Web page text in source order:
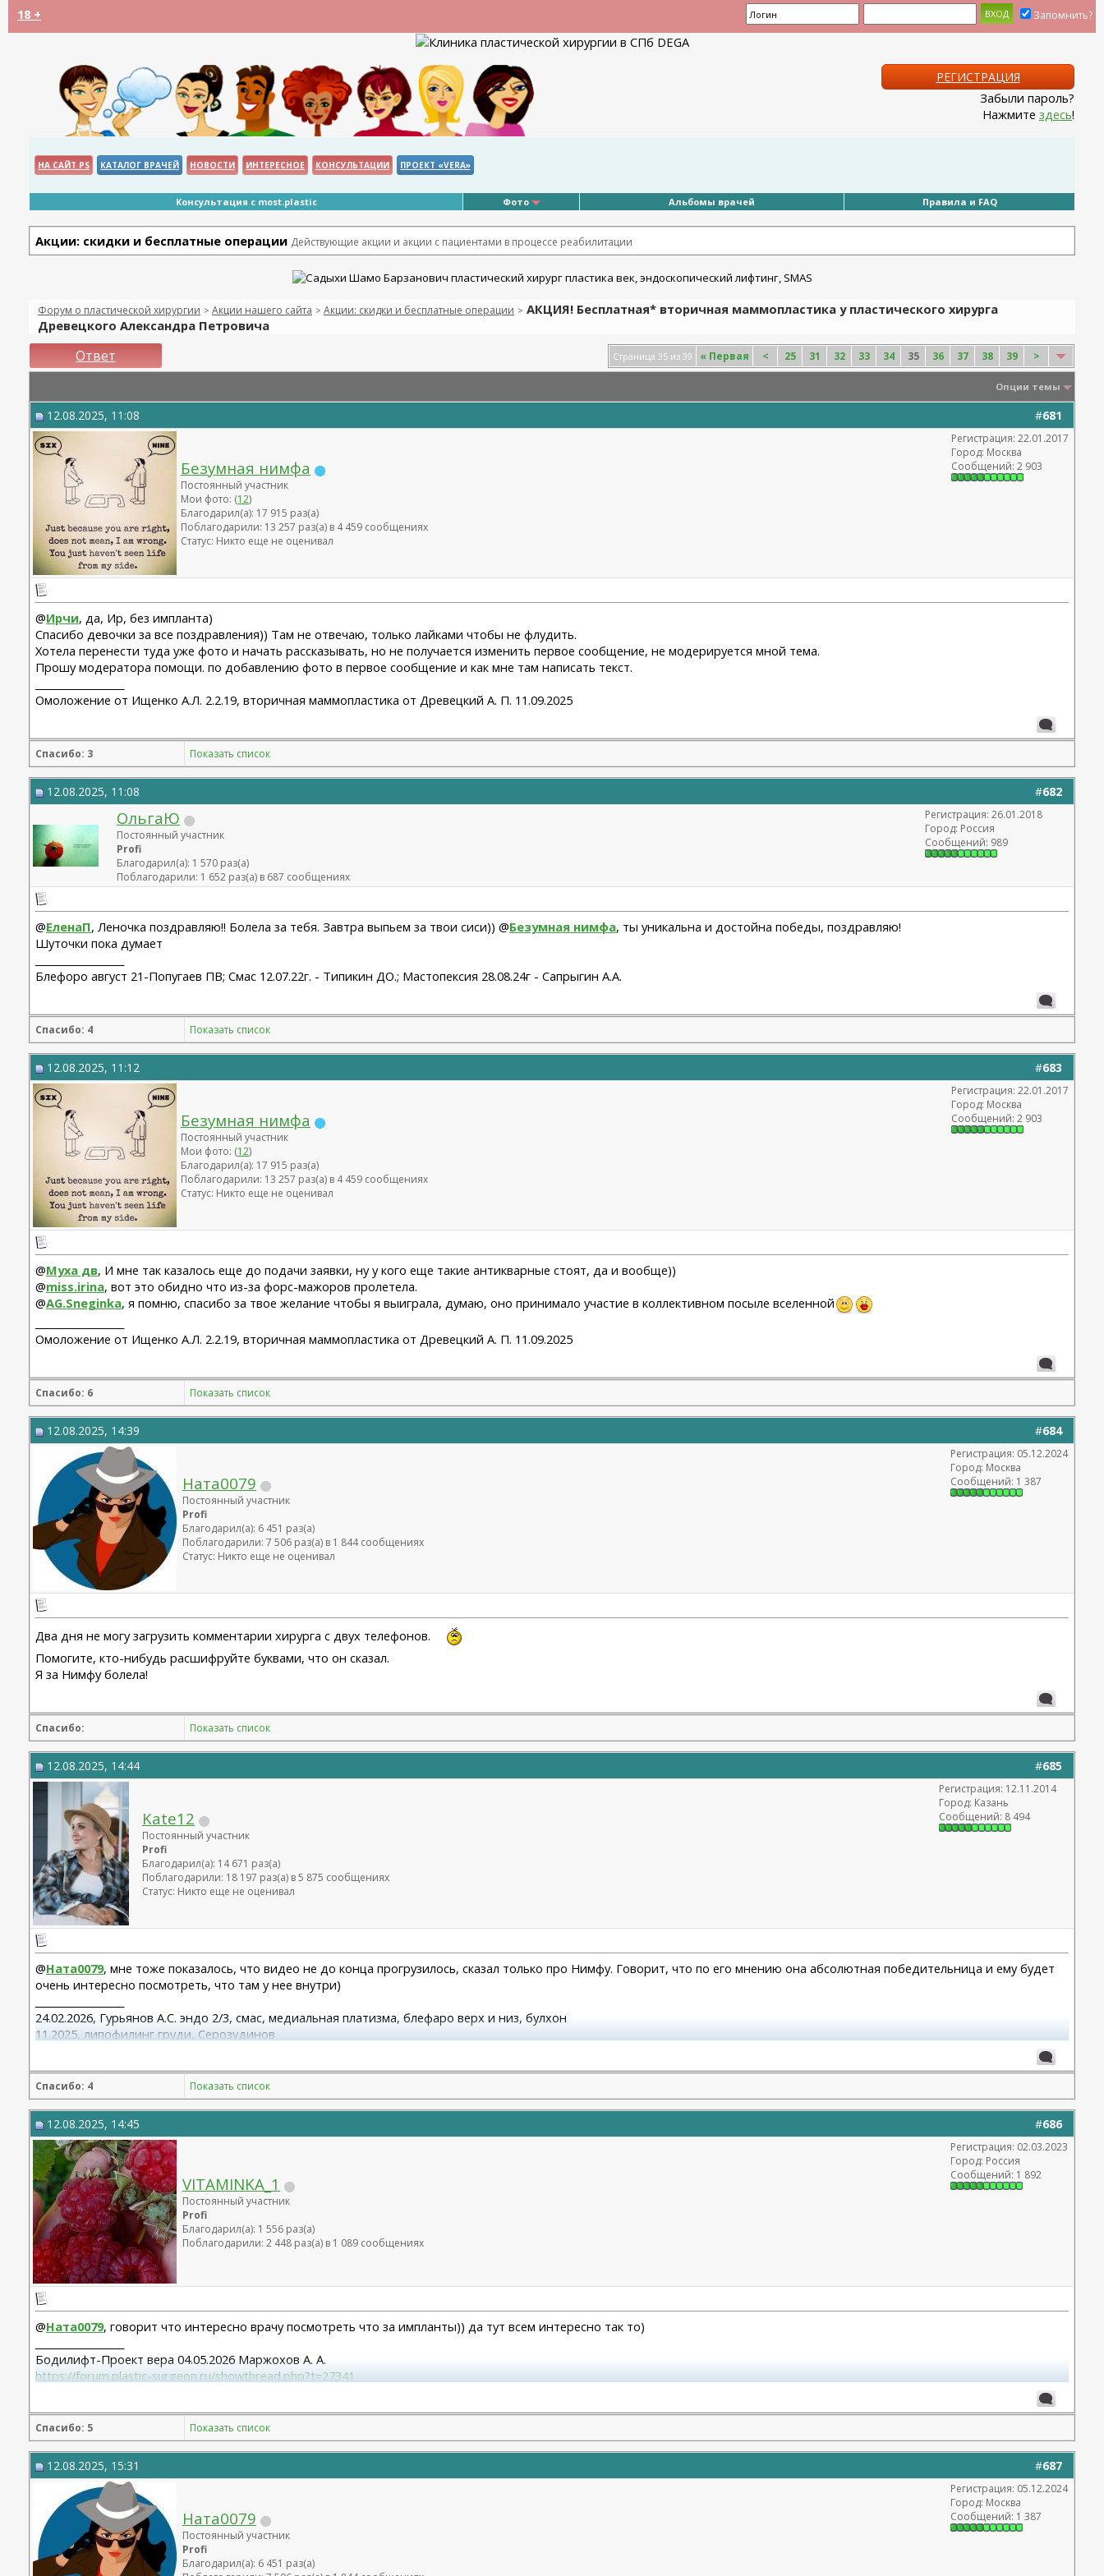
18 + Запомнить?
РЕГИСТРАЦИЯ
Забыли пароль?
Нажмите здесь!
НА САЙТ PS КАТАЛОГ ВРАЧЕЙ НОВОСТИ ИНТЕРЕСНОЕ КОНСУЛЬТАЦИИ ПРОЕКТ «VERA»
Консультация с most.plastic Фото Альбомы врачей Правила и FAQ
Акции: скидки и бесплатные операции Действующие акции и акции с пациентами в процессе реабилитации
Форум о пластической хирургии > Акции нашего сайта > Акции: скидки и бесплатные операции > АКЦИЯ! Бесплатная* вторичная маммопластика у пластического хирурга
Древецкого Александра Петровича
Ответ Страница 35 из 39 « Первая < 25 31 32 33 34 35 36 37 38 39 >
Опции темы
#681
12.08.2025, 11:08
Безумная нимфа
Постоянный участник
Мои фото: (12)
Благодарил(а): 17 915 раз(а)
Поблагодарили: 13 257 раз(а) в 4 459 сообщениях
Статус: Никто еще не оценивал
Регистрация: 22.01.2017
Город: Москва
Сообщений: 2 903
@Ирчи, да, Ир, без импланта)
Спасибо девочки за все поздравления)) Там не отвечаю, только лайками чтобы не флудить.
Хотела перенести туда уже фото и начать рассказывать, но не получается изменить первое сообщение, не модерируется мной тема.
Прошу модератора помощи. по добавлению фото в первое сообщение и как мне там написать текст.
Омоложение от Ищенко А.Л. 2.2.19, вторичная маммопластика от Древецкий А. П. 11.09.2025
Спасибо: 3 Показать список
#682
12.08.2025, 11:08
ОльгаЮ
Постоянный участник
Profi
Благодарил(а): 1 570 раз(а)
Поблагодарили: 1 652 раз(а) в 687 сообщениях
Регистрация: 26.01.2018
Город: Россия
Сообщений: 989
@ЕленаП, Леночка поздравляю!! Болела за тебя. Завтра выпьем за твои сиси)) @Безумная нимфа, ты уникальна и достойна победы, поздравляю!
Шуточки пока думает
Блефоро август 21-Попугаев ПВ; Смас 12.07.22г. - Типикин ДО.; Мастопексия 28.08.24г - Сапрыгин А.А.
Спасибо: 4 Показать список
#683
12.08.2025, 11:12
Безумная нимфа
Постоянный участник
Мои фото: (12)
Благодарил(а): 17 915 раз(а)
Поблагодарили: 13 257 раз(а) в 4 459 сообщениях
Статус: Никто еще не оценивал
Регистрация: 22.01.2017
Город: Москва
Сообщений: 2 903
@Муха дв, И мне так казалось еще до подачи заявки, ну у кого еще такие антикварные стоят, да и вообще))
@miss.irina, вот это обидно что из-за форс-мажоров пролетела.
@AG.Sneginka, я помню, спасибо за твое желание чтобы я выиграла, думаю, оно принимало участие в коллективном посыле вселенной
Омоложение от Ищенко А.Л. 2.2.19, вторичная маммопластика от Древецкий А. П. 11.09.2025
Спасибо: 6 Показать список
#684
12.08.2025, 14:39
Ната0079
Постоянный участник
Profi
Благодарил(а): 6 451 раз(а)
Поблагодарили: 7 506 раз(а) в 1 844 сообщениях
Статус: Никто еще не оценивал
Регистрация: 05.12.2024
Город: Москва
Сообщений: 1 387
Два дня не могу загрузить комментарии хирурга с двух телефонов.
Помогите, кто-нибудь расшифруйте буквами, что он сказал.
Я за Нимфу болела!
Спасибо: Показать список
#685
12.08.2025, 14:44
Kate12
Постоянный участник
Profi
Благодарил(а): 14 671 раз(а)
Поблагодарили: 18 197 раз(а) в 5 875 сообщениях
Статус: Никто еще не оценивал
Регистрация: 12.11.2014
Город: Казань
Сообщений: 8 494
@Ната0079, мне тоже показалось, что видео не до конца прогрузилось, сказал только про Нимфу. Говорит, что по его мнению она абсолютная победительница и ему будет
очень интересно посмотреть, что там у нее внутри)
24.02.2026, Гурьянов А.С. эндо 2/3, смас, медиальная платизма, блефаро верх и низ, булхон
11.2025, липофилинг груди, Серозудинов
08.2015, allergan 240, 255. Аврамович А.Г., Клиника СЛ (молодости и красоты)
Спасибо: 4 Показать список
#686
12.08.2025, 14:45
VITAMINKA_1
Постоянный участник
Profi
Благодарил(а): 1 556 раз(а)
Поблагодарили: 2 448 раз(а) в 1 089 сообщениях
Регистрация: 02.03.2023
Город: Россия
Сообщений: 1 892
@Ната0079, говорит что интересно врачу посмотреть что за импланты)) да тут всем интересно так то)
Бодилифт-Проект вера 04.05.2026 Маржохов А. А.
https://forum.plastic-surgeon.ru/showthread.php?t=27341
Липосакция подбородка 18.12.2023
Спасибо: 5 Показать список
#687
12.08.2025, 15:31
Ната0079
Постоянный участник
Profi
Благодарил(а): 6 451 раз(а)
Регистрация: 05.12.2024
Город: Москва
Сообщений: 1 387